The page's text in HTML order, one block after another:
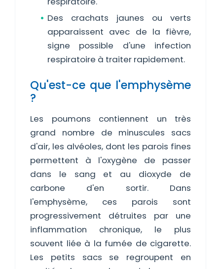
Des crachats jaunes ou verts
apparaissent avec de la fièvre,
signe possible d'une infection
respiratoire à traiter rapidement.
Qu'est-ce que l'emphysème
?
Les poumons contiennent un très
grand nombre de minuscules sacs
d'air, les alvéoles, dont les parois fines
permettent à l'oxygène de passer
dans le sang et au dioxyde de
carbone d'en sortir. Dans
l'emphysème, ces parois sont
progressivement détruites par une
inflammation chronique, le plus
souvent liée à la fumée de cigarette.
Les petits sacs se regroupent en